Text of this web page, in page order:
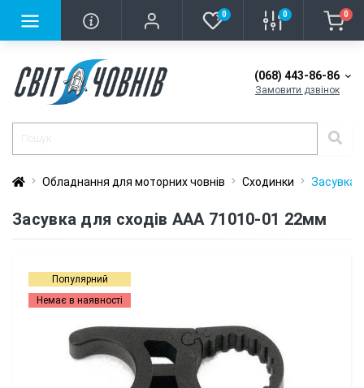
0 0 0
(068) 443-86-86
Замовити дзвінок
Обладнання для моторних човнів Сходинки Засувка
Засувка для сходів ААА 71010-01 22мм
Популярний
Немає в наявності